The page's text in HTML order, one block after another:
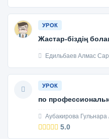
УРОК
Жастар-біздің
Едильбаев Алмас
УРОК
по
Аубакирова
5.0